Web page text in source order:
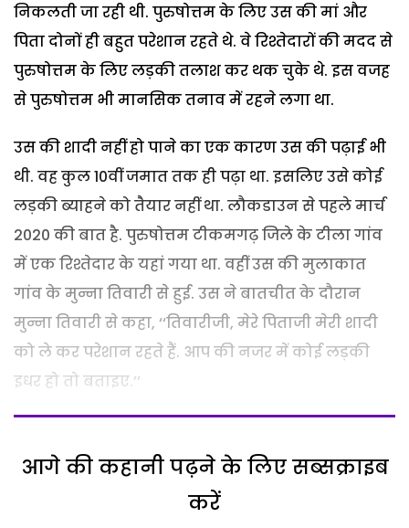
निकलती जा रही थी. पुरुषोत्तम के लिए उस की मां और
पिता दोनों ही बहुत परेशान रहते थे. वे रिश्तेदारों की मदद से
पुरुषोत्तम के लिए लड़की तलाश कर थक चुके थे. इस वजह
से पुरुषोत्तम भी मानसिक तनाव में रहने लगा था.
उस की शादी नहीं हो पाने का एक कारण उस की पढ़ाई भी
थी. वह कुल 10वीं जमात तक ही पढ़ा था. इसलिए उसे कोई
लड़की ब्याहने को तैयार नहीं था. लौकडाउन से पहले मार्च
2020 की बात है. पुरुषोत्तम टीकमगढ़ जिले के टीला गांव
में एक रिश्तेदार के यहां गया था. वहीं उस की मुलाकात
गांव के मुन्ना तिवारी से हुई. उस ने बातचीत के दौरान
मुन्ना तिवारी से कहा, ‘‘तिवारीजी, मेरे पिताजी मेरी शादी
को ले कर परेशान रहते हैं. आप की नजर में कोई लड़की
इधर हो तो बताइए.’’
आगे की कहानी पढ़ने के लिए सब्सक्राइब
करें